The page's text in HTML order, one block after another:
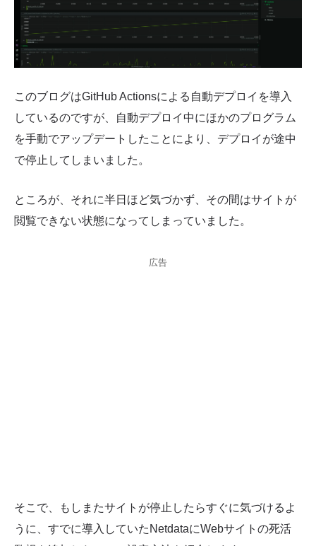
このブログはGitHub Actionsによる自動デプロイを導入
しているのですが、自動デプロイ中にほかのプログラム
を手動でアップデートしたことにより、デプロイが途中
で停止してしまいました。
ところが、それに半日ほど気づかず、その間はサイトが
閲覧できない状態になってしまっていました。
広告
そこで、もしまたサイトが停止したらすぐに気づけるよ
うに、すでに導入していたNetdataにWebサイトの死活